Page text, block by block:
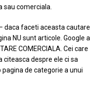
sau comerciala.
daca faceti aceasta cautare
NU sunt articole. Google a
COMERCIALA. Cei care
citeasca despre ele ci sa
de categorie a unui